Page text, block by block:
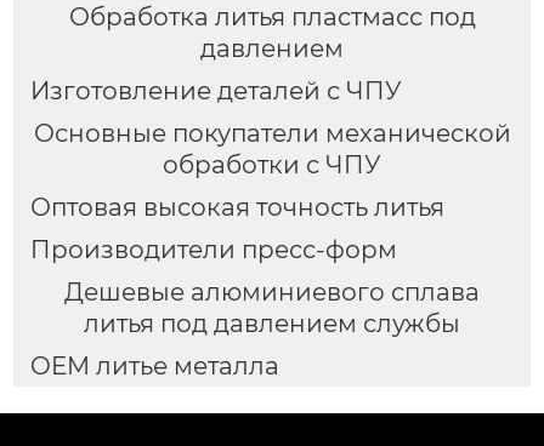
Обработка литья пластмасс под
давлением
Изготовление деталей с ЧПУ
Основные покупатели механической
обработки с ЧПУ
Оптовая высокая точность литья
Производители пресс-форм
Дешевые алюминиевого сплава
литья под давлением службы
OEM литье металла